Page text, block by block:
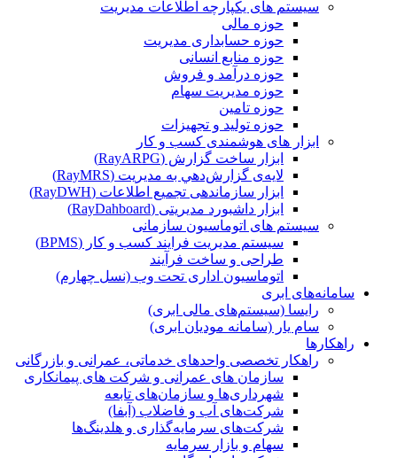
سیستم های یکپارچه اطلاعات مدیریت
حوزه مالی
حوزه حسابداری مدیریت
حوزه منابع انسانی
حوزه درآمد و فروش
حوزه مدیریت سهام
حوزه تامین
حوزه تولید و تجهیزات
ابزار های هوشمندی کسب و کار
ابزار ساخت گزارش (RayARPG)
لایه‌ی گزارش‌دهي به مديريت (RayMRS)
ابزار سازماندهی تجمیع اطلاعات (RayDWH)
ابزار داشبورد مدیریتی (RayDahboard)
سیستم های اتوماسیون سازمانی
سیستم مدیریت فرایند کسب و کار (BPMS)
طراحی و ساخت فرآیند
اتوماسیون اداری تحت وب (نسل چهارم)
سامانه‌های ابری
رایسا (سیستم‌های مالی ابری)
سام یار (سامانه مودیان ابری)
راهکارها
راهکار تخصصی واحدهای خدماتی، عمرانی و بازرگانی
سازمان های عمرانی و شرکت های پیمانکاری
شهرداری‌ها و سازمان‌های تابعه
شرکت‌های آب و فاضلاب (آبفا)
شرکت‌های سرمایه‌گذاری و هلدینگ‌ها
سهام و بازار سرمایه